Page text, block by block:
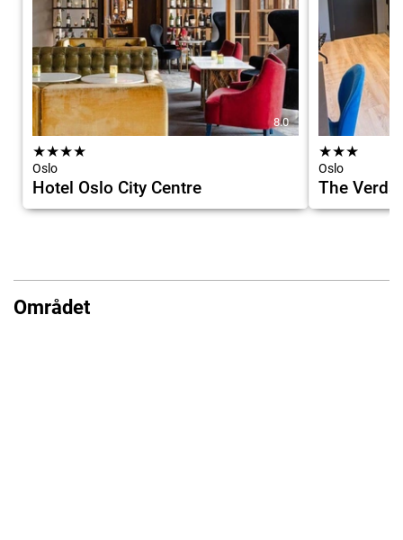
8.0
★★★★
Oslo
Hotel Oslo City Centre
★★★
Oslo
The
Området